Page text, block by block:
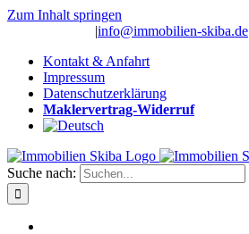
Zum Inhalt springen
|info@immobilien-skiba.de
Kontakt & Anfahrt
Impressum
Datenschutzerklärung
Maklervertrag-Widerruf
Suche nach: